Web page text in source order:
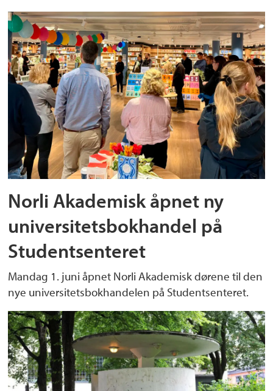
Norli Akademisk åpnet ny
universitetsbokhandel på
Studentsenteret
Mandag 1. juni åpnet Norli Akademisk dørene til den
nye universitetsbokhandelen på Studentsenteret.